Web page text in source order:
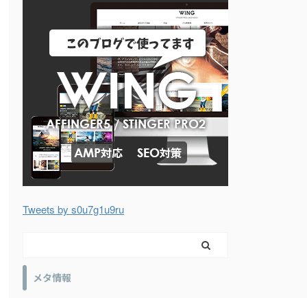
Tweets by s0u7g1u9ru
メタ情報